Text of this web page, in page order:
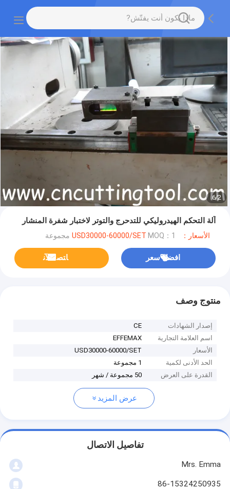
2
/
6
آلة التحكم الهيدروليكي للتدحرج والتوتر لاختبار شفرة المنشار
الأسعار：USD30000-60000/SET MOQ：1 مجموعة
افضل سعر ﺎﺘﺼﻟ ﺍﻶﻧ
منتوج وصف
إصدار الشهادات
CE
اسم العلامة التجارية
EFFEMAX
الأسعار
USD30000-60000/SET
الحد الأدنى لكمية
1 مجموعة
القدرة على العرض
50 مجموعة / شهر
عرض المزيد
تفاصيل الاتصال
Mrs. Emma
86-15324250935